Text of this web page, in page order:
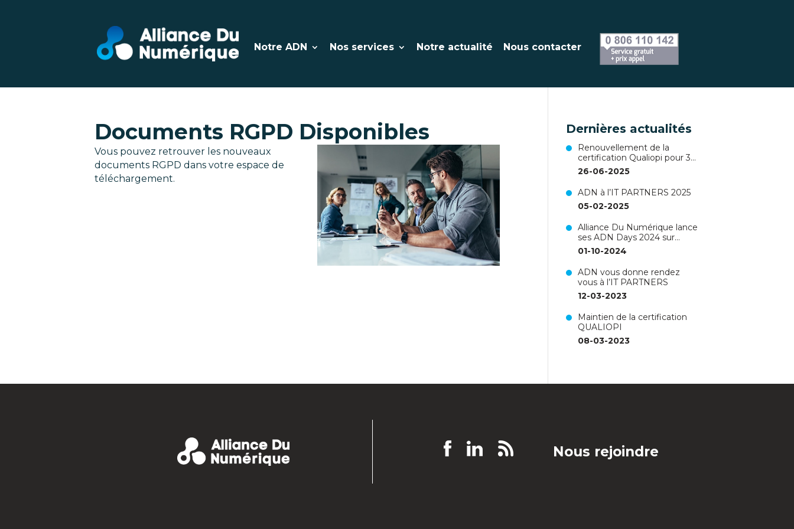
Notre ADN Nos services Notre actualité Nous contacter
Documents RGPD Disponibles
Vous pouvez retrouver les nouveaux
documents RGPD dans votre espace de
téléchargement.
Dernières actualités
Renouvellement de la
certification Qualiopi pour 3
ans !
26-06-2025
ADN à l’IT PARTNERS 2025
05-02-2025
Alliance Du Numérique lance
ses ADN Days 2024 sur
Nantes !
01-10-2024
ADN vous donne rendez
vous à l’IT PARTNERS
12-03-2023
Maintien de la certification
QUALIOPI
08-03-2023
Nous rejoindre